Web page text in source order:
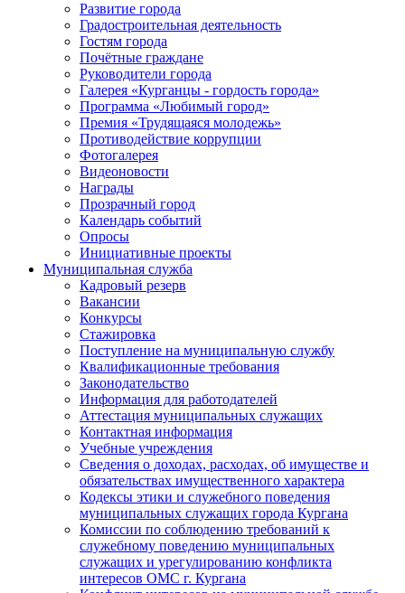
Развитие города
Градостроительная деятельность
Гостям города
Почётные граждане
Руководители города
Галерея «Курганцы - гордость города»
Программа «Любимый город»
Премия «Трудящаяся молодежь»
Противодействие коррупции
Фотогалерея
Видеоновости
Награды
Прозрачный город
Календарь событий
Опросы
Инициативные проекты
Муниципальная служба
Кадровый резерв
Вакансии
Конкурсы
Стажировка
Поступление на муниципальную службу
Квалификационные требования
Законодательство
Информация для работодателей
Аттестация муниципальных служащих
Контактная информация
Учебные учреждения
Сведения о доходах, расходах, об имуществе и
обязательствах имущественного характера
Кодексы этики и служебного поведения
муниципальных служащих города Кургана
Комиссии по соблюдению требований к
служебному поведению муниципальных
служащих и урегулированию конфликта
интересов ОМС г. Кургана